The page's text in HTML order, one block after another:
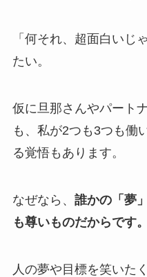
「何それ、超面白いじ
たい。
仮に旦那さんやパート
も、私が2つも3つも働
る覚悟もあります。
なぜなら、 誰かの「夢
も尊いものだからです。
人の夢や目標を笑いた